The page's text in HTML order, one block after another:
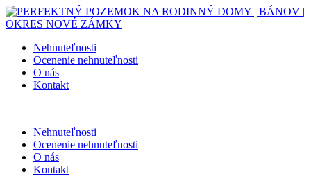
Nehnuteľnosti
Ocenenie nehnuteľnosti
O nás
Kontakt
Nehnuteľnosti
Ocenenie nehnuteľnosti
O nás
Kontakt